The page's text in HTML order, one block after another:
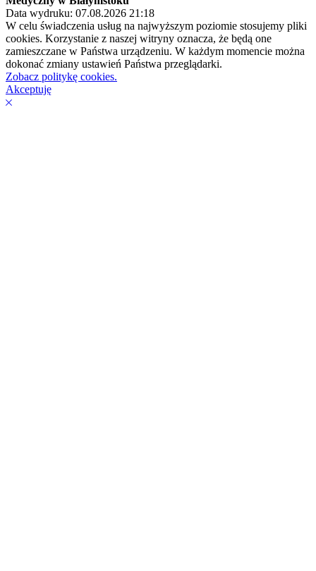
Data wydruku: 07.08.2026 21:18
W celu świadczenia usług na najwyższym poziomie stosujemy pliki
cookies. Korzystanie z naszej witryny oznacza, że będą one
zamieszczane w Państwa urządzeniu. W każdym momencie można
dokonać zmiany ustawień Państwa przeglądarki.
Zobacz politykę cookies.
Akceptuję